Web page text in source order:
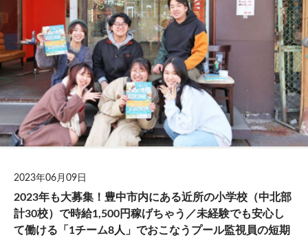
2023年06月09日
2023年も大募集！豊中市内にある近所の小学校（中北部
計30校）で時給1,500円稼げちゃう／未経験でも安心し
て働ける「1チーム8人」でおこなうプール監視員の短期